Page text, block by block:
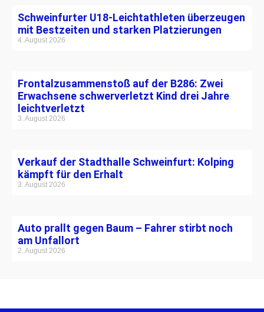
Schweinfurter U18-Leichtathleten überzeugen
mit Bestzeiten und starken Platzierungen
4. August 2026
Frontalzusammenstoß auf der B286: Zwei
Erwachsene schwerverletzt Kind drei Jahre
leichtverletzt
3. August 2026
Verkauf der Stadthalle Schweinfurt: Kolping
kämpft für den Erhalt
3. August 2026
Auto prallt gegen Baum – Fahrer stirbt noch
am Unfallort
2. August 2026